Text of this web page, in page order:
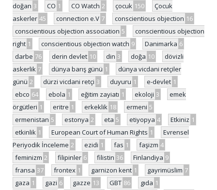
doğan 3 CO 1 CO Watch 2 çocuk 150
Çocuk
askerler 45 connection e.V 7 conscientious objection 16
conscientious objection association 5
conscientious objection
right 1 conscientious objection watch 9 Danimarka 6
darbe 76 derin devlet 10 din 3 doğa 10
dövizli
askerlik 7 dünya barış günü 1
dünya vicdani retçiler
günü 2 dürzi vicdani retçi 3 duyuru 1 e-devlet 1
ebco 64 ebola 1 eğitim zayiatı 1 ekoloji 3
emek
örgütleri 1 eritre 1 erkeklik 18 ermeni 5
ermenistan 5 estonya 2 eta 5 etiyopya 4 Etkiniz 1
etkinlik 1 European Court of Human Rights 1
Evrensel
Periyodik İnceleme 2 ezidi 1 fas 1 faşizm 4
feminizm 2 filipinler 6 filistin 36 Finlandiya 9
fransa 37 frontex 1 garnizon kent 1 gayrimüslim 7
gaza 1 gazi 6 gazze 13 GBT 86 gıda 1